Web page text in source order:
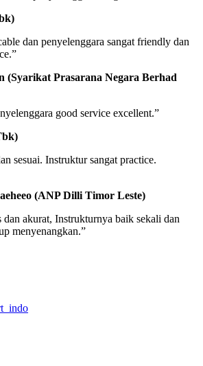
dan penyelenggara sangat friendly dan
(Syarikat Prasarana Negara Berhad
good service excellent.”
sesuai. Instruktur sangat practice.
(ANP Dilli Timor Leste)
akurat, Instrukturnya baik sekali dan
menyenangkan.”